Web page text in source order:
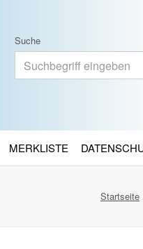
Suche
MERKLISTE
Startseite